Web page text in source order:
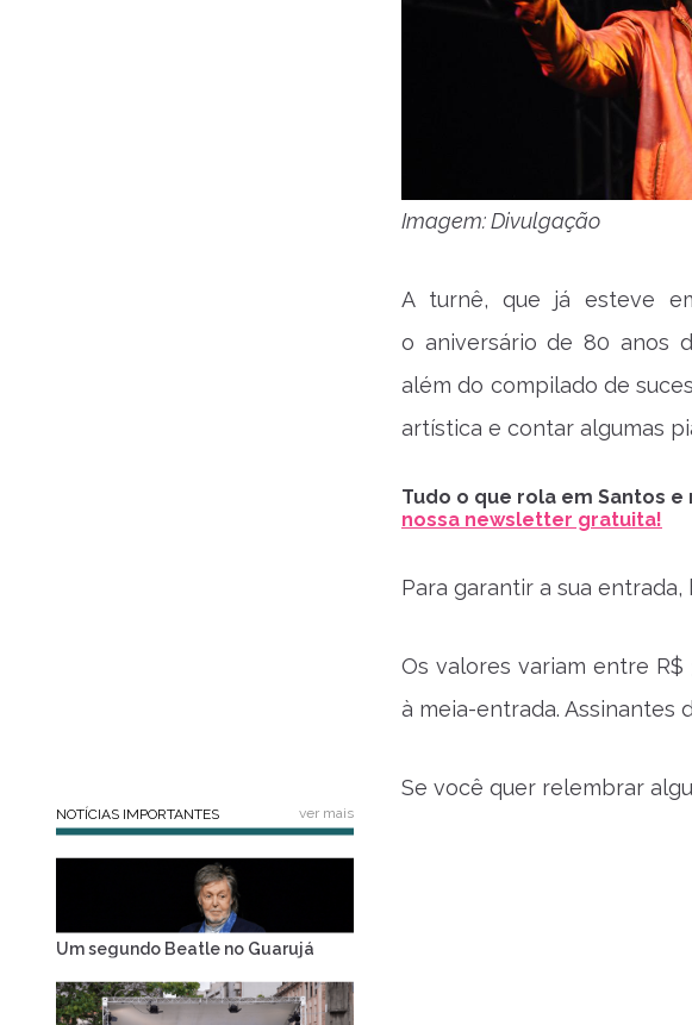
Imagem: Divulgação
A turnê, que já esteve
o aniversário de 80 anos
além do compilado de
artística e contar algumas
Tudo o que rola em Santos
nossa newsletter gratuita!
Para garantir a sua entrada,
Os valores variam entre
à meia-entrada. Assinantes
Se você quer relembrar
NOTÍCIAS IMPORTANTES ver mais
Um segundo Beatle no Guarujá